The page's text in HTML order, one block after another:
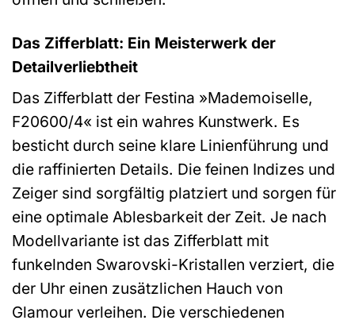
Das Zifferblatt: Ein Meisterwerk der
Detailverliebtheit
Das Zifferblatt der Festina »Mademoiselle,
F20600/4« ist ein wahres Kunstwerk. Es
besticht durch seine klare Linienführung und
die raffinierten Details. Die feinen Indizes und
Zeiger sind sorgfältig platziert und sorgen für
eine optimale Ablesbarkeit der Zeit. Je nach
Modellvariante ist das Zifferblatt mit
funkelnden Swarovski-Kristallen verziert, die
der Uhr einen zusätzlichen Hauch von
Glamour verleihen. Die verschiedenen